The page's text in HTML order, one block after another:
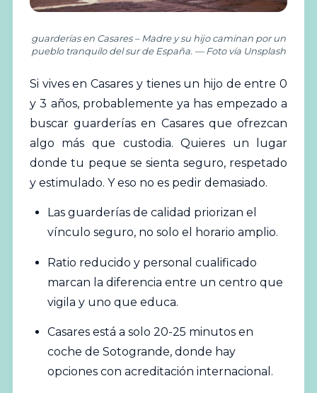
guarderías en Casares – Madre y su hijo caminan por un
pueblo tranquilo del sur de España. — Foto vía Unsplash
Si vives enCasares y tienes un hijo de entre 0
y 3 años, probablemente ya has empezado a
buscarguarderías en Casares que ofrezcan
algo más que custodia. Quieres un lugar
donde tu peque se sienta seguro, respetado
y estimulado. Y eso no es pedir demasiado.
Las guarderías de calidad priorizan el
vínculo seguro, no solo el horario amplio.
Ratio reducido y personal cualificado
marcan la diferencia entre un centro que
vigila y uno que educa.
Casares está a solo 20-25 minutos en
coche de Sotogrande, donde hay
opciones con acreditación internacional.